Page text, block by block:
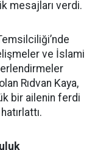
mesajları verdi.
ve İslami
Rıdvan Kaya,
bir ailenin ferdi